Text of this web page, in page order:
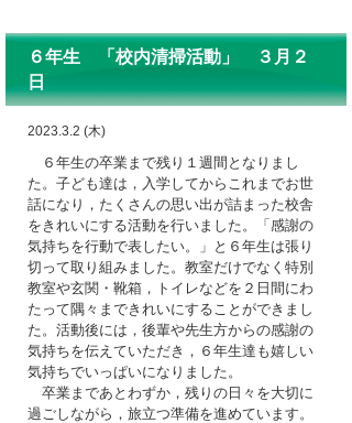
６年生 「校内清掃活動」 ３月２
日
2023.3.2 (木)
６年生の卒業まで残り１週間となりまし
た。子ども達は，入学してからこれまでお世
話になり，たくさんの思い出が詰まった校舎
をきれいにする活動を行いました。「感謝の
気持ちを行動で表したい。」と６年生は張り
切って取り組みました。教室だけでなく特別
教室や玄関・靴箱，トイレなどを２日間にわ
たって隅々まできれいにすることができまし
た。活動後には，後輩や先生方からの感謝の
気持ちを伝えていただき，６年生達も嬉しい
気持ちでいっぱいになりました。
卒業まであとわずか，残りの日々を大切に
過ごしながら，旅立つ準備を進めています。